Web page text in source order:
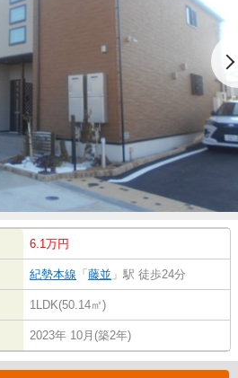
6.1万円
紀勢本線 「 藤並 」駅 徒歩24分
1LDK(50.14㎡)
2023年 10月(築2年)